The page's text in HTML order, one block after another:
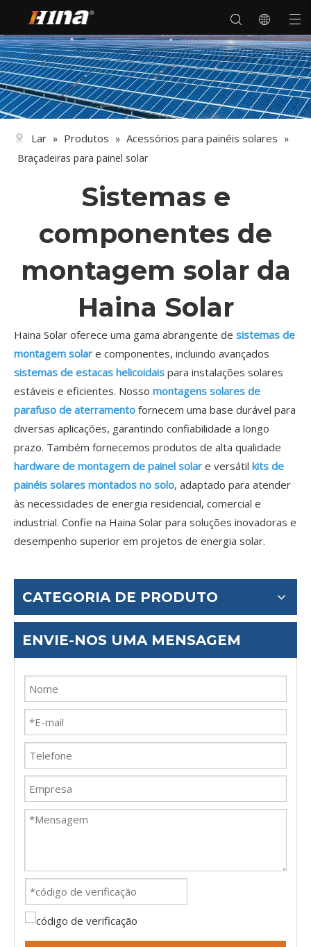
Lar » Produtos » Acessórios para painéis solares »
Braçadeiras para painel solar
Sistemas e
componentes de
montagem solar da
Haina Solar
Haina Solar oferece uma gama abrangente de sistemas de
montagem solar e componentes, incluindo avançados
sistemas de estacas helicoidais para instalações solares
estáveis ​​e eficientes. Nosso montagens solares de
parafuso de aterramento fornecem uma base durável para
diversas aplicações, garantindo confiabilidade a longo
prazo. Também fornecemos produtos de alta qualidade
hardware de montagem de painel solar e versátil kits de
painéis solares montados no solo, adaptado para atender
às necessidades de energia residencial, comercial e
industrial. Confie na Haina Solar para soluções inovadoras e
desempenho superior em projetos de energia solar.
CATEGORIA DE PRODUTO
ENVIE-NOS UMA MENSAGEM